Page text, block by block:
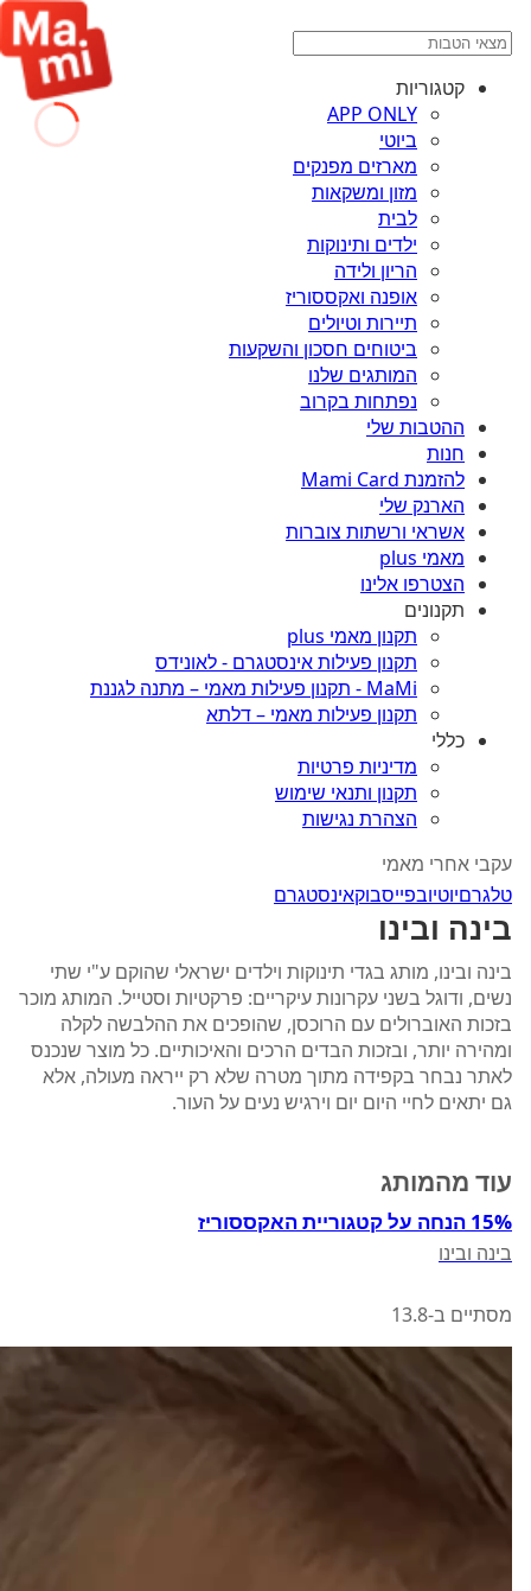
קטגוריות
APP ONLY
ביוטי
מארזים מפנקים
מזון ומשקאות
לבית
ילדים ותינוקות
הריון ולידה
אופנה ואקססוריז
תיירות וטיולים
ביטוחים חסכון והשקעות
המותגים שלנו
נפתחות בקרוב
ההטבות שלי
חנות
להזמנת Mami Card
הארנק שלי
אשראי ורשתות צוברות
מאמי plus
הצטרפו אלינו
תקנונים
תקנון מאמי plus
תקנון פעילות אינסטגרם - לאונידס
MaMi - תקנון פעילות מאמי – מתנה לגננת
תקנון פעילות מאמי – דלתא
כללי
מדיניות פרטיות
תקנון ותנאי שימוש
הצהרת נגישות
עקבי אחרי מאמי
טלגרםיוטיובפייסבוקאינסטגרם
בינה ובינו
בינה ובינו, מותג בגדי תינוקות וילדים ישראלי שהוקם ע"י שתי
נשים, ודוגל בשני עקרונות עיקריים: פרקטיות וסטייל. המותג מוכר
בזכות האוברולים עם הרוכסן, שהופכים את ההלבשה לקלה
ומהירה יותר, ובזכות הבדים הרכים והאיכותיים. כל מוצר שנכנס
לאתר נבחר בקפידה מתוך מטרה שלא רק ייראה מעולה, אלא
גם יתאים לחיי היום יום וירגיש נעים על העור.
עוד מהמותג
15% הנחה על קטגוריית האקססוריז
בינה ובינו
מסתיים ב-13.8